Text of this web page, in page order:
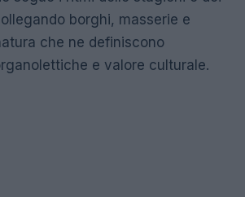
borghi, masserie e
che ne definiscono
e valore culturale.